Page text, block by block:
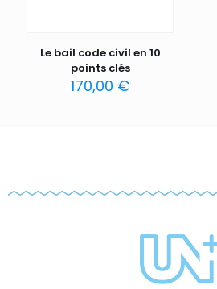
Le bail code civil en 10
points clés
170,00 €